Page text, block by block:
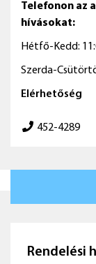
Telefonon az
hívásokat:
Hétfő-Kedd:
Szerda-
Elérhetőség
452-4289
Rendelési